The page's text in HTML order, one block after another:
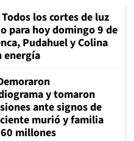
Todos los cortes de luz
para hoy domingo 9 de
Pudahuel y Colina
energía
y tomaron
ante signos de
murió y familia
millones